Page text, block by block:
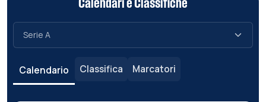
Calendari e Classifiche
Calendario Classifica Marcatori